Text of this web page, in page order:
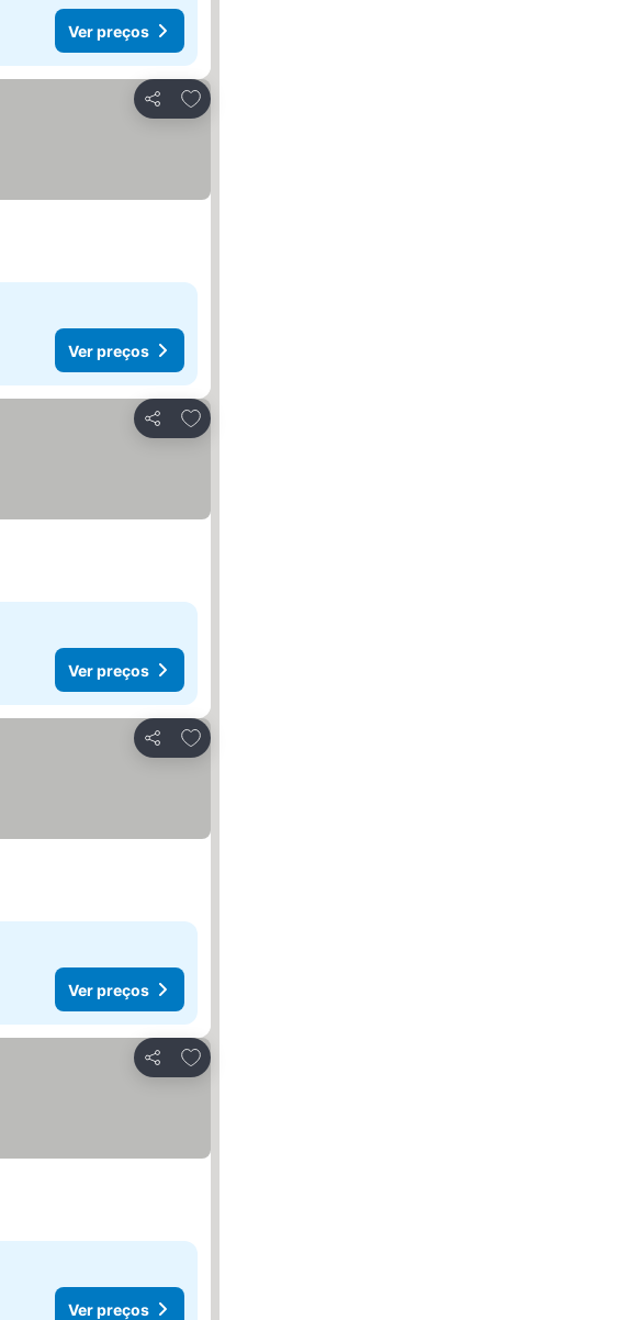
Ver preços
Partilhar
Adicionar aos favoritos
Ver preços
Partilhar
Adicionar aos favoritos
Ver preços
Partilhar
Adicionar aos favoritos
Ver preços
Partilhar
Adicionar aos favoritos
Ver preços